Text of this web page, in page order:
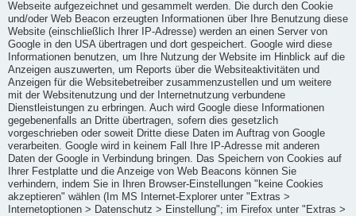
Webseite aufgezeichnet und gesammelt werden. Die durch den Cookie
und/oder Web Beacon erzeugten Informationen über Ihre Benutzung diese
Website (einschließlich Ihrer IP-Adresse) werden an einen Server von
Google in den USA übertragen und dort gespeichert. Google wird diese
Informationen benutzen, um Ihre Nutzung der Website im Hinblick auf die
Anzeigen auszuwerten, um Reports über die Websiteaktivitäten und
Anzeigen für die Websitebetreiber zusammenzustellen und um weitere
mit der Websitenutzung und der Internetnutzung verbundene
Dienstleistungen zu erbringen. Auch wird Google diese Informationen
gegebenenfalls an Dritte übertragen, sofern dies gesetzlich
vorgeschrieben oder soweit Dritte diese Daten im Auftrag von Google
verarbeiten. Google wird in keinem Fall Ihre IP-Adresse mit anderen
Daten der Google in Verbindung bringen. Das Speichern von Cookies auf
Ihrer Festplatte und die Anzeige von Web Beacons können Sie
verhindern, indem Sie in Ihren Browser-Einstellungen "keine Cookies
akzeptieren" wählen (Im MS Internet-Explorer unter "Extras >
Internetoptionen > Datenschutz > Einstellung"; im Firefox unter "Extras >